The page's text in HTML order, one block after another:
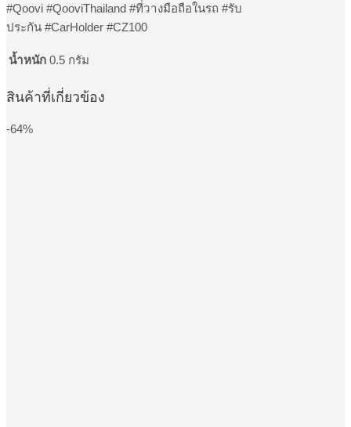
#Qoovi #QooviThailand #ที่วางมือถือในรถ #รับ
ประกัน #CarHolder #CZ100
น้ำหนัก 0.5 กรัม
สินค้าที่เกี่ยวข้อง
-64%